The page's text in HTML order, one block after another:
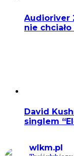
Audioriver
nie
David
singlem
wlkm.pl